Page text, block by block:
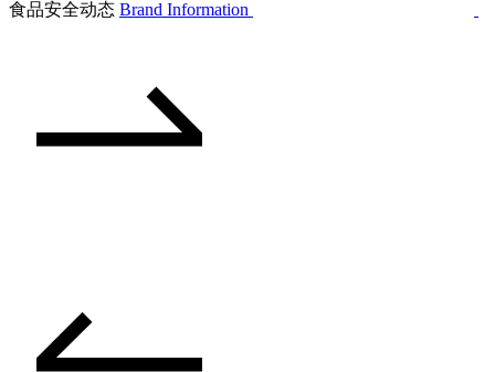
食品安全动态 Brand Information